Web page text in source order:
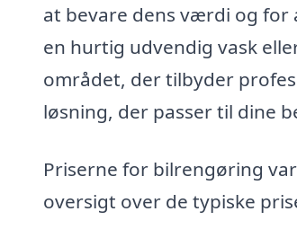
at bevare dens værdi og for
en hurtig udvendig vask
området, der tilbyder
løsning, der passer til dine
Priserne for bilrengøring
oversigt over de typiske